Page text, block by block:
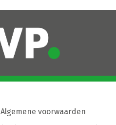
Algemene voorwaarden